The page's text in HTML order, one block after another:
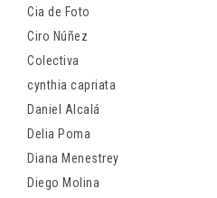
Cia de Foto
Ciro Núñez
Colectiva
cynthia capriata
Daniel Alcalá
Delia Poma
Diana Menestrey
Diego Molina